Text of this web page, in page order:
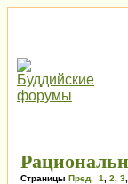
Страницы Пред. 1 2 3